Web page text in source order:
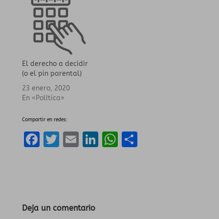
El derecho a decidir
(o el pin parental)
23 enero, 2020
En «Política»
Compartir en redes:
F
o
T
r
E Li W C
Deja un comentario